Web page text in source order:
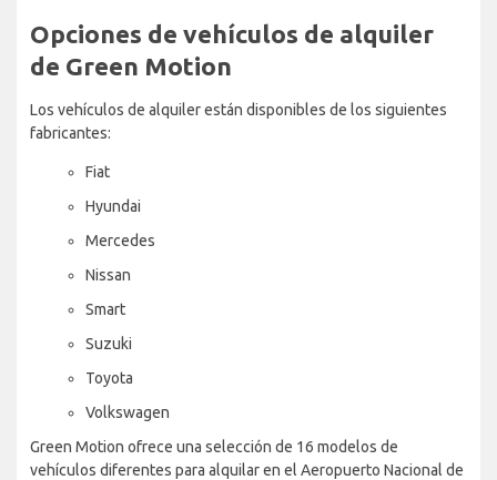
Opciones de vehículos de alquiler
de Green Motion
Los vehículos de alquiler están disponibles de los siguientes
fabricantes:
Fiat
Hyundai
Mercedes
Nissan
Smart
Suzuki
Toyota
Volkswagen
Green Motion ofrece una selección de 16 modelos de
vehículos diferentes para alquilar en el Aeropuerto Nacional de